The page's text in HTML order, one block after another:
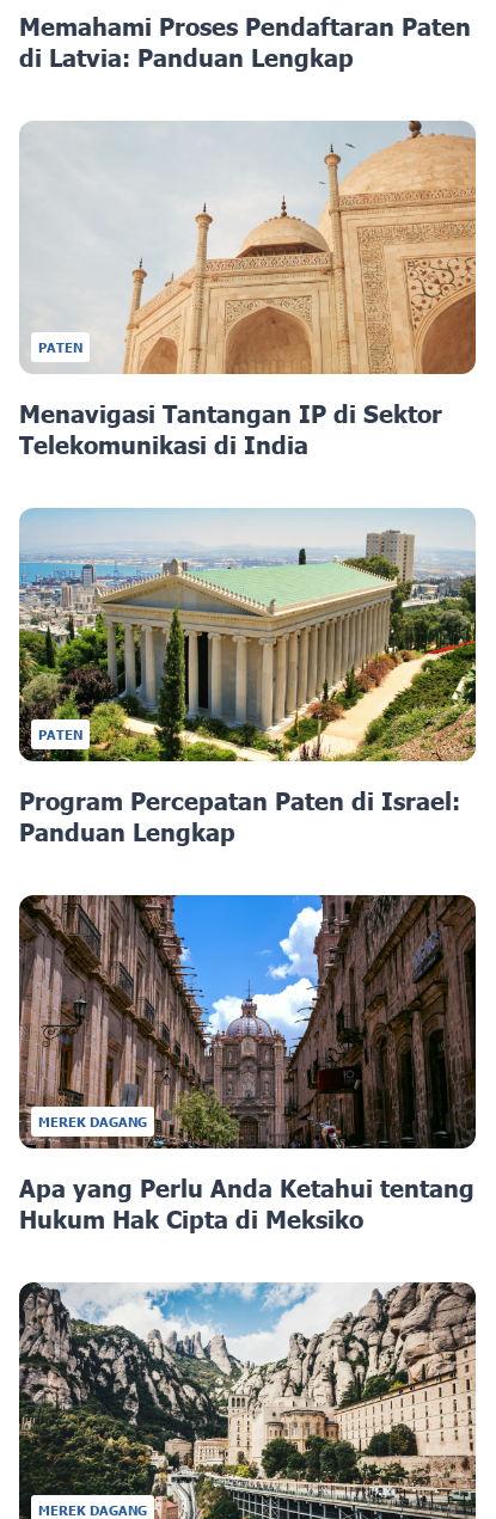
Memahami Proses Pendaftaran Paten
di Latvia: Panduan Lengkap
PATEN
Menavigasi Tantangan IP di Sektor
Telekomunikasi di India
PATEN
Program Percepatan Paten di Israel:
Panduan Lengkap
MEREK DAGANG
Apa yang Perlu Anda Ketahui tentang
Hukum Hak Cipta di Meksiko
MEREK DAGANG